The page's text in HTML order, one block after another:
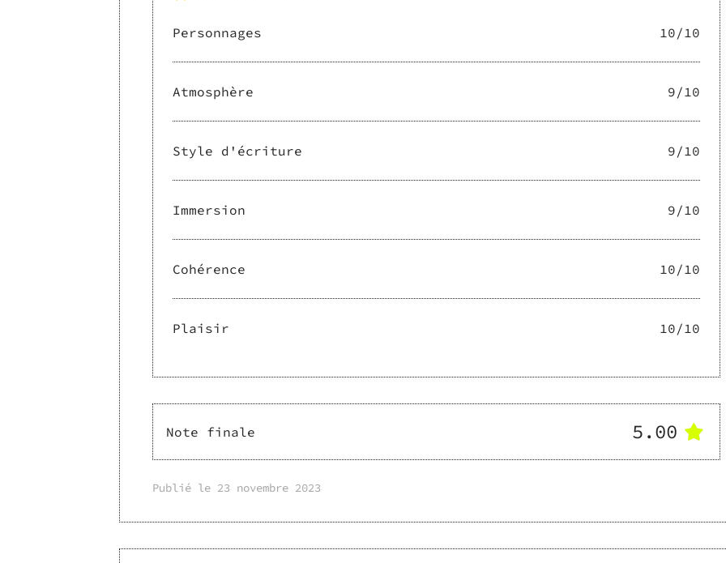
Personnages 10/10
Atmosphère 9/10
Style d'écriture 9/10
Immersion 9/10
Cohérence 10/10
Plaisir 10/10
Note finale 5.00
Publié le 23 novembre 2023